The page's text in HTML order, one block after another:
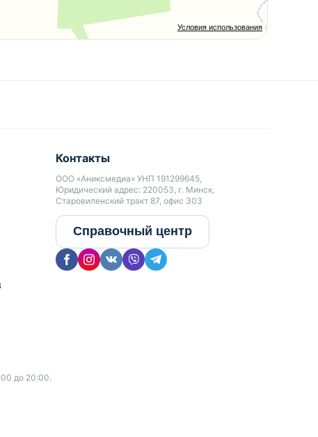
Условия использования
до 20:00.
Контакты
ООО «Аниксмедиа» УНП 191299645,
Юридический адрес: 220053, г. Минск,
Старовиленский тракт 87, офис 303
Справочный центр